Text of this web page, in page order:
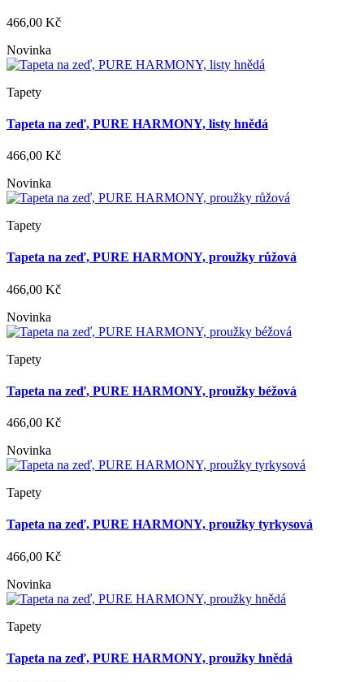
466,00 Kč
Novinka
Tapety
Tapeta na zeď, PURE HARMONY, listy hnědá
466,00 Kč
Novinka
Tapety
Tapeta na zeď, PURE HARMONY, proužky růžová
466,00 Kč
Novinka
Tapety
Tapeta na zeď, PURE HARMONY, proužky béžová
466,00 Kč
Novinka
Tapety
Tapeta na zeď, PURE HARMONY, proužky tyrkysová
466,00 Kč
Novinka
Tapety
Tapeta na zeď, PURE HARMONY, proužky hnědá